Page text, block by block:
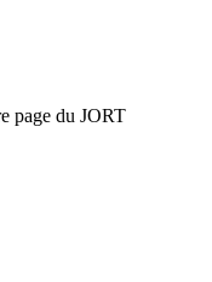
page du JORT